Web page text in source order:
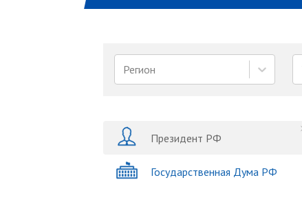
Регион
Президент РФ
Государственная Дума РФ